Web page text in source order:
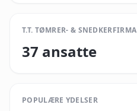
T.T. TØMRER- & SNEDKERFIRMA
37 ansatte
POPULÆRE YDELSER